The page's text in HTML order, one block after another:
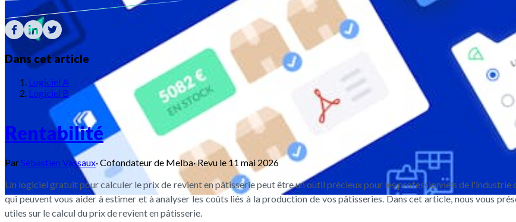
Dans cet article
Logiciel A
Logiciel B
Rentabilité
ParSébastien Vassaux·Cofondateur de Melba·Revu le 11 mai 2026
Un logiciel gratuit pour calculer le prix de revient en pâtisserie peut être un outil précieux pour les professionnels de
qui peuvent vous aider à estimer et à analyser les coûts liés à la production de vos pâtisseries. Dans cet article, nous vous
utiles sur le calcul du prix de revient en pâtisserie.